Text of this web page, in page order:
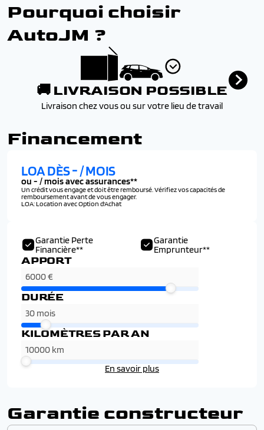
Pourquoi choisir
AutoJM ?
🚚 LIVRAISON POSSIBLE
Livraison chez vous ou sur votre lieu de travail
Financement
Garantie Perte
Financière**
Garantie
Emprunteur**
APPORT
DURÉE
KILOMÈTRES PAR AN
En savoir plus
LOA DÈS-/ MOIS
ou - / mois avec assurances**
Un crédit vous engage et doit être remboursé. Vérifiez vos capacités de
remboursement avant de vous engager.
LOA: Location avec Option d'Achat
Garantie constructeur